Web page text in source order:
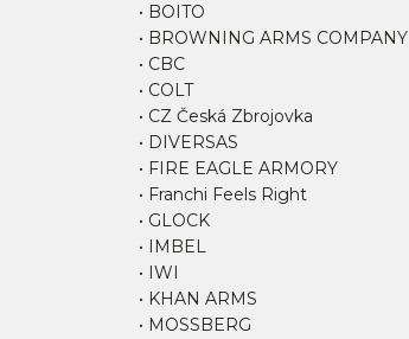
• BOITO
• BROWNING ARMS COMPANY
• CBC
• COLT
• CZ Česká Zbrojovka
• DIVERSAS
• FIRE EAGLE ARMORY
• Franchi Feels Right
• GLOCK
• IMBEL
• IWI
• KHAN ARMS
• MOSSBERG